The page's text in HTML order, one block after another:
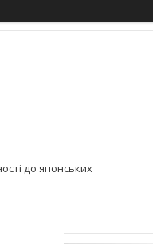
до японських